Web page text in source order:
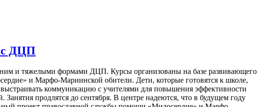
с ДЦП
и тяжелыми формами ДЦП. Курсы организованы на базе развивающего
и Марфо-Мариинской обители. Дети, которые готовятся к школе,
коммуникацию с учителями для повышения эффективности
продлятся до сентября. В центре надеются, что в будущем году